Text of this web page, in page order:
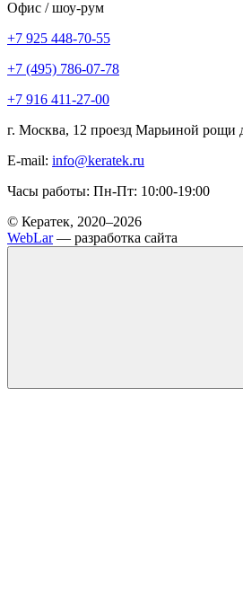
Офис / шоу-рум
+7 925 448-70-55
+7 (495) 786-07-78
+7 916 411-27-00
г. Москва, 12 проезд Марьиной рощи
E-mail: info@keratek.ru
Часы работы: Пн-Пт: 10:00-19:00
© Кератек, 2020–2026
WebLar— разработка сайта